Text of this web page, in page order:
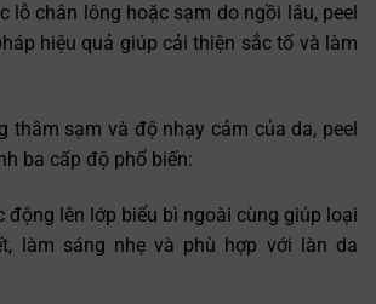
lỗ chân lông hoặc sạm do ngồi lâu, peel
hiệu quả giúp cải thiện sắc tố và làm
thâm sạm và độ nhạy cảm của da, peel
ba cấp độ phổ biến:
động lên lớp biểu bì ngoài cùng giúp loại
làm sáng nhẹ và phù hợp với làn da